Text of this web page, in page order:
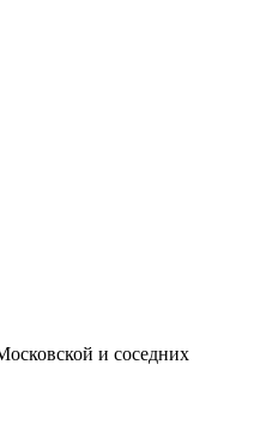
и соседних